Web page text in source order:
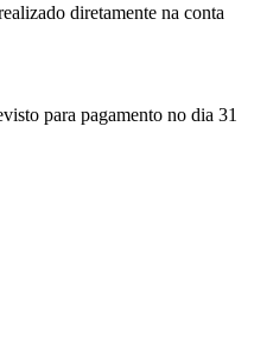
diretamente na conta
para pagamento no dia 31